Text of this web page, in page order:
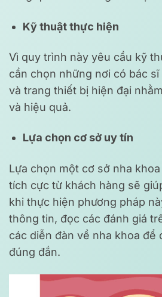
Kỹ thuật thực hiện
Vì quy trình này yêu cầu kỹ
cần chọn những nơi có bác
và trang thiết bị hiện đại
và hiệu quả.
Lựa chọn cơ sở uy tín
Lựa chọn một cơ sở nha
tích cực từ khách hàng sẽ
khi thực hiện phương pháp
thông tin, đọc các đánh giá
các diễn đàn về nha khoa để
đúng đắn.